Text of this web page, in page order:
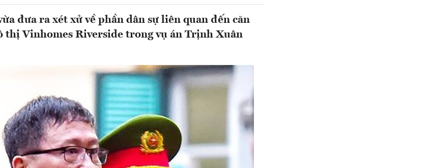
đưa ra xét xử về phần dân sự liên quan đến căn
thị Vinhomes Riverside trong vụ án Trịnh Xuân